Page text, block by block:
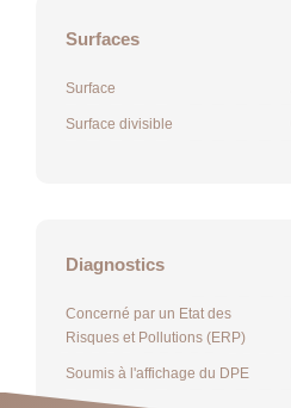
Surfaces
Surface
Surface divisible
Diagnostics
Concerné par un Etat des
Risques et Pollutions (ERP)
Soumis à l'affichage du DPE